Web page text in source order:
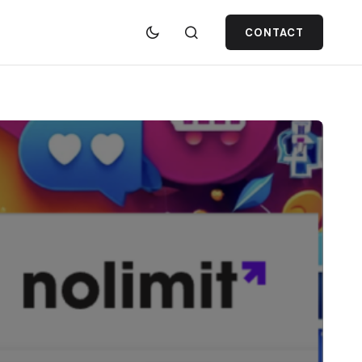
CONTACT